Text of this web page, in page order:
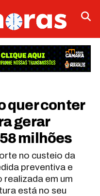
quer conter
gerar
milhões
no custeio da
preventiva e
realizada em um
está no seu